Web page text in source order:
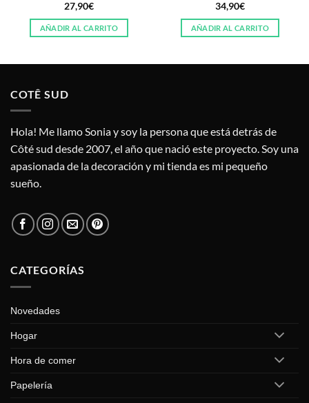
27,90€
AÑADIR AL CARRITO
34,90€
AÑADIR AL CARRITO
COTÊ SUD
Hola! Me llamo Sonia y soy la persona que está detrás de
Côté sud desde 2007, el año que nació este proyecto. Soy una
apasionada de la decoración y mi tienda es mi pequeño
sueño.
CATEGORÍAS
Novedades
Hogar
Hora de comer
Papelería